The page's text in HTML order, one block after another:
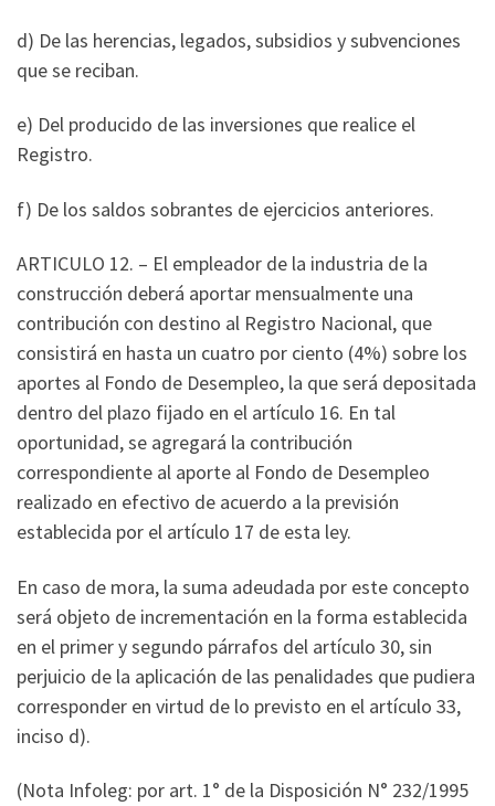
d) De las herencias, legados, subsidios y subvenciones
que se reciban.
e) Del producido de las inversiones que realice el
Registro.
f) De los saldos sobrantes de ejercicios anteriores.
ARTICULO 12. – El empleador de la industria de la
construcción deberá aportar mensualmente una
contribución con destino al Registro Nacional, que
consistirá en hasta un cuatro por ciento (4%) sobre los
aportes al Fondo de Desempleo, la que será depositada
dentro del plazo fijado en el artículo 16. En tal
oportunidad, se agregará la contribución
correspondiente al aporte al Fondo de Desempleo
realizado en efectivo de acuerdo a la previsión
establecida por el artículo 17 de esta ley.
En caso de mora, la suma adeudada por este concepto
será objeto de incrementación en la forma establecida
en el primer y segundo párrafos del artículo 30, sin
perjuicio de la aplicación de las penalidades que pudiera
corresponder en virtud de lo previsto en el artículo 33,
inciso d).
(Nota Infoleg: por art. 1° de la Disposición N° 232/1995